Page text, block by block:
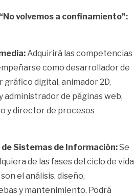
volvemos a confinamiento”:
Adquirirá las competencias
como desarrollador de
gráfico digital, animador 2D,
administrador de páginas web,
y director de procesos
Sistemas de Información:Se
de las fases del ciclo de vida
el análisis, diseño,
y mantenimiento. Podrá